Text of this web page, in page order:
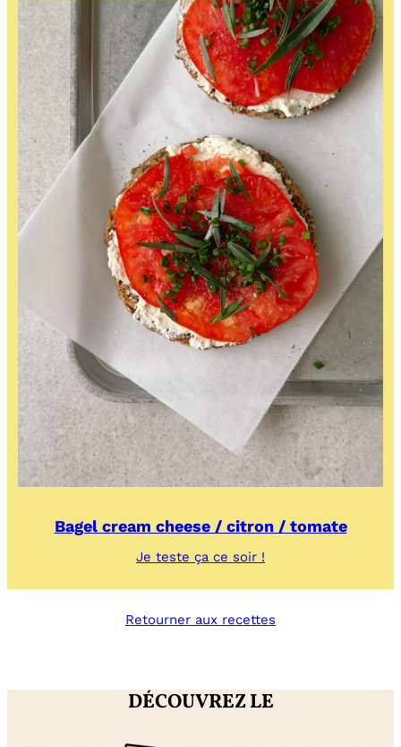
Bagel cream cheese / citron / tomate
Je teste ça ce soir !
cream
/
Retourner aux recettes
DÉCOUVREZ LE